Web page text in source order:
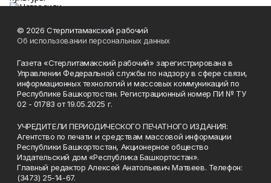
© 2026 Стерлитамакский рабочий
Об использовании персональных данных
Газета «Стерлитамакский рабочий» зарегистрирована в
Управлении Федеральной службы по надзору в сфере связи,
информационных технологий и массовых коммуникаций по
Республике Башкортостан. Регистрационный номер ПИ № ТУ
02 - 01783 от 19.05.2025 г.
УЧРЕДИТЕЛИ ПЕРИОДИЧЕСКОГО ПЕЧАТНОГО ИЗДАНИЯ:
Агентство по печати и средствам массовой информации
Республики Башкортостан, Акционерное общество
Издательский дом «Республика Башкортостан».
Главный редактор Алексей Анатольевич Матвеев. Телефон:
(3473) 25-14-67.